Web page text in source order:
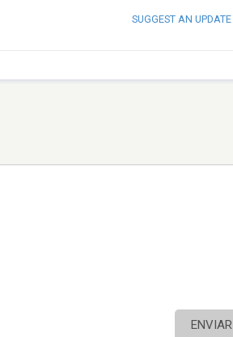
SUGGEST AN UPDATE
ENVIAR